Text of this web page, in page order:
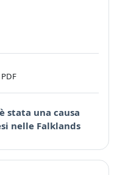
File
PDF
stata una causa
nelle FalklandsURL